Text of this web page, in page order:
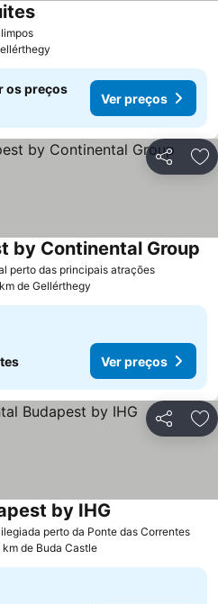
os preços
Ver preços
Partilhar
perto das principais atrações
by Continental Group
de Gellérthegy
Ver preços
Partilhar
perto da Ponte das Correntes
by IHG
km de Buda Castle